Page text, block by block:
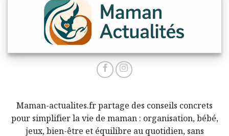
Maman-actualites.fr partage des conseils concrets
pour simplifier la vie de maman : organisation, bébé,
jeux, bien-être et équilibre au quotidien, sans